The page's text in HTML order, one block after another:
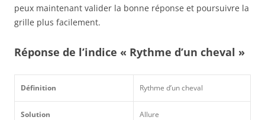
peux maintenant valider la bonne réponse et poursuivre la
grille plus facilement.
Réponse de l’indice « Rythme d’un cheval »
Définition Rythme d’un cheval
Solution Allure